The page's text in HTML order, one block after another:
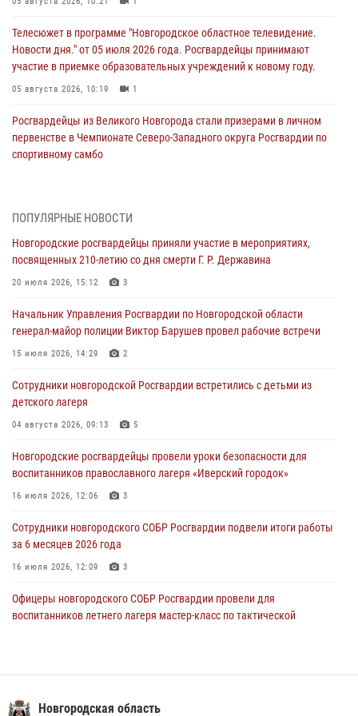
Телесюжет в программе "Новгородское областное телевидение.
Новости дня." от 05 июля 2026 года. Росгвардейцы принимают
участие в приемке образовательных учреждений к новому году.
05 августа 2026, 10:19 1
Росгвардейцы из Великого Новгорода стали призерами в личном
первенстве в Чемпионате Северо-Западного округа Росгвардии по
спортивному самбо
детского лагеря
04 августа 2026, 09:13 5
Новгородские росгвардейцы за неделю осуществили 203 выезда на
04 августа 2026, 09:12 1
Радиоэфир программы "Новости дня" на радио "Радио53" от 30
центре подготовки личного состава Росгвардии.
30 июля 2026, 16:00
разрешительной работы Росгвардии провели телефонную «горячую
линию»
30 июля 2026, 14:36 1
Новгородские росгвардейцы рассказали о службе детям из летнего
лагеря «Волынь»
30 июля 2026, 08:40 5
ПОПУЛЯРНЫЕ НОВОСТИ
Новгородские росгвардейцы приняли участие в мероприятиях,
посвященных 210-летию со дня смерти Г. Р. Державина
20 июля 2026, 15:12 3
Начальник Управления Росгвардии по Новгородской области
генерал-майор полиции Виктор Барушев провел рабочие встречи
15 июля 2026, 14:29 2
Сотрудники новгородской Росгвардии встретились с детьми из
детского лагеря
04 августа 2026, 09:13 5
Новгородские росгвардейцы провели уроки безопасности для
воспитанников православного лагеря «Иверский городок»
16 июля 2026, 12:06 3
Сотрудники новгородского СОБР Росгвардии подвели итоги работы
за 6 месяцев 2026 года
16 июля 2026, 12:09 3
Офицеры новгородского СОБР Росгвардии провели для
воспитанников летнего лагеря мастер-класс по тактической
подвел итоги служебной деятельности сотрудников
Новгородская область